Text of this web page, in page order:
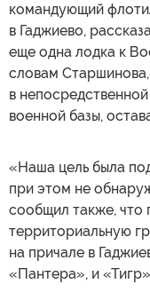
командующий
в Гаджиево,
еще одна лодка к
словам
в
военной базы,
«Наша цель была
при этом не
сообщил также, что
территориальную
на причале в
«Пантера», и